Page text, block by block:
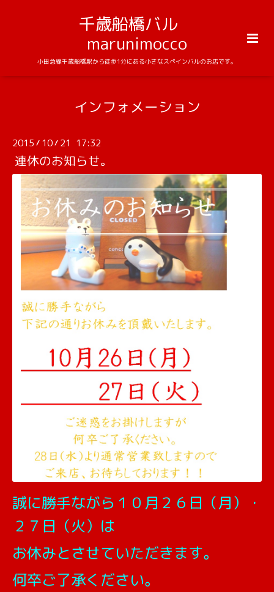
千歳船橋バル
marunimocco
小田急線千歳船橋駅から徒歩1分にある小さなスペインバルのお店です。
インフォメーション
2015 / 10/ 21 17:32
連休のお知らせ。
誠に勝手ながら１０月２６日（月）・
２７日（火）は
お休みとさせていただきます。
何卒ご了承ください。